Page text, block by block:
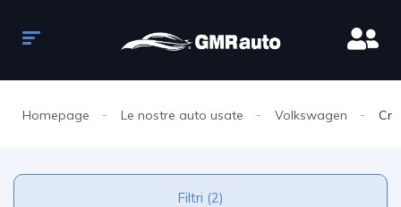
Homepage Le nostre auto usate Volkswagen
Filtri (2)